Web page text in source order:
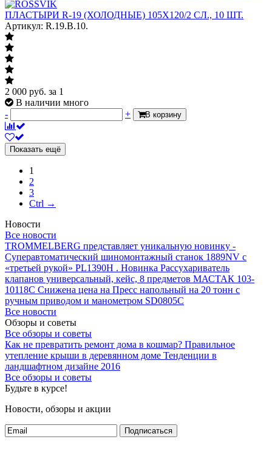
ПЛАСТЫРИ R-19 (ХОЛОДНЫЕ) 105Х120/2 СЛ., 10 ШТ.
Артикул: R.19.B.10.
2 000 руб. за 1
В наличии много
-
+ В корзину
Показать ещё
1
2
3
Ctrl →
Новости
Все новости
TROMMELBERG представляет уникальную новинку -
Суперавтоматический шиномонтажный станок 1889NV с
«третьей рукой» PL1390H . Новинка Рассухариватель
клапанов универсальный, кейс, 8 предметов МАСТАК 103-
10118C Снижена цена на Пресс напольный на 20 тонн с
ручным приводом и манометром SD0805C
Все новости
Обзоры и советы
Все обзоры и советы
Как не превратить ремонт дома в кошмар? Правильное
утепление крыши в деревянном доме Тенденции в
ландшафтном дизайне 2016
Все обзоры и советы
Будьте в курсе!
Новости, обзоры и акции
Подписаться